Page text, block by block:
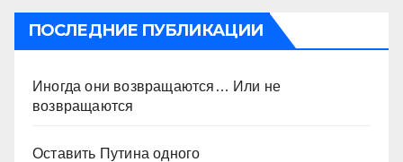
ПОСЛЕДНИЕ ПУБЛИКАЦИИ
Иногда они возвращаются… Или не
возвращаются
Оставить Путина одного